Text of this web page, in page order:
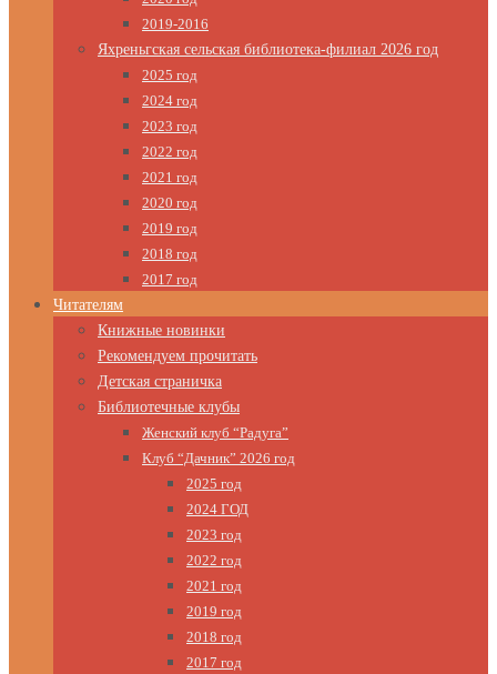
2019-2016
Яхреньгская сельская библиотека-филиал 2026 год
2025 год
2024 год
2023 год
2022 год
2021 год
2020 год
2019 год
2018 год
2017 год
Читателям
Книжные новинки
Рекомендуем прочитать
Детская страничка
Библиотечные клубы
Женский клуб “Радуга”
Клуб “Дачник” 2026 год
2025 год
2024 ГОД
2023 год
2022 год
2021 год
2019 год
2018 год
2017 год